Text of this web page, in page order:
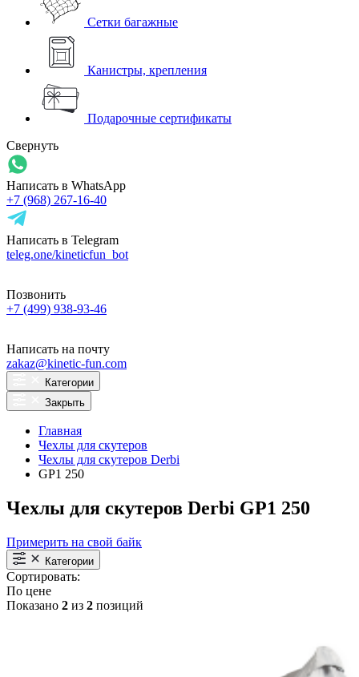
Сетки багажные
Канистры, крепления
Подарочные сертификаты
Свернуть
Написать в WhatsApp
+7 (968) 267-16-40
Написать в Telegram
teleg.one/kineticfun_bot
Позвонить
+7 (499) 938-93-46
Написать на почту
zakaz@kinetic-fun.com
Категории
Закрыть
Главная
Чехлы для скутеров
Чехлы для скутеров Derbi
GP1 250
Чехлы для скутеров Derbi GP1 250
Примерить на свой байк
Категории
Сортировать:
По цене
Показано 2 из 2 позиций